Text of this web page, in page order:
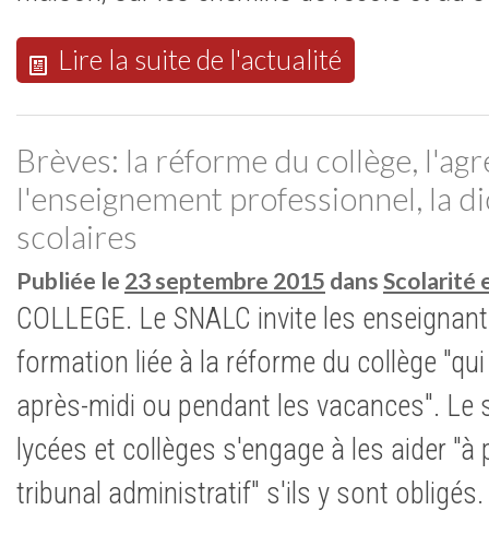
Lire la suite de l'actualité
Brèves: la réforme du collège,
l'enseignement professionnel, la
scolaires
Publiée le 23 septembre 2015 dansScolarité
COLLEGE. Le SNALC invite les
formation liée à la réforme du collège
après-midi ou pendant les vacances". Le
lycées et collèges s'engage à les aider
tribunal administratif" s'ils y sont